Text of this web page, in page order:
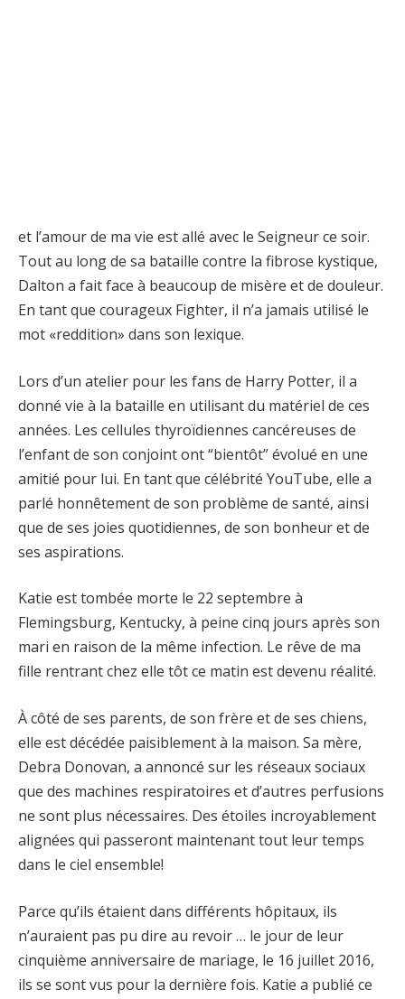
et l’amour de ma vie est allé avec le Seigneur ce soir.
Tout au long de sa bataille contre la fibrose kystique,
Dalton a fait face à beaucoup de misère et de douleur.
En tant que courageux Fighter, il n’a jamais utilisé le
mot «reddition» dans son lexique.
Lors d’un atelier pour les fans de Harry Potter, il a
donné vie à la bataille en utilisant du matériel de ces
années. Les cellules thyroïdiennes cancéreuses de
l’enfant de son conjoint ont “bientôt” évolué en une
amitié pour lui. En tant que célébrité YouTube, elle a
parlé honnêtement de son problème de santé, ainsi
que de ses joies quotidiennes, de son bonheur et de
ses aspirations.
Katie est tombée morte le 22 septembre à
Flemingsburg, Kentucky, à peine cinq jours après son
mari en raison de la même infection. Le rêve de ma
fille rentrant chez elle tôt ce matin est devenu réalité.
À côté de ses parents, de son frère et de ses chiens,
elle est décédée paisiblement à la maison. Sa mère,
Debra Donovan, a annoncé sur les réseaux sociaux
que des machines respiratoires et d’autres perfusions
ne sont plus nécessaires. Des étoiles incroyablement
alignées qui passeront maintenant tout leur temps
dans le ciel ensemble!
Parce qu’ils étaient dans différents hôpitaux, ils
n’auraient pas pu dire au revoir … le jour de leur
cinquième anniversaire de mariage, le 16 juillet 2016,
ils se sont vus pour la dernière fois. Katie a publié ce